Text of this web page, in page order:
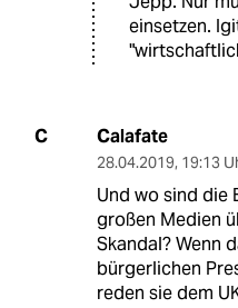
einsetzen.
C Calafate
28.04.2019, 19:13
Und wo sind die
großen Medien
Skandal? Wenn
bürgerlichen
reden sie dem